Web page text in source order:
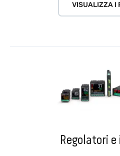
VISUALIZZA I
Regolatori